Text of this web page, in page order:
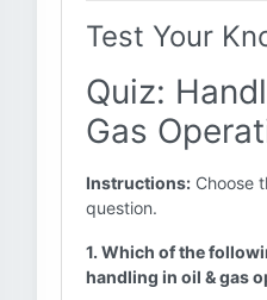
Test Your
Quiz:
Gas
Instructions: Choose
question.
1. Which of the
handling in oil & gas